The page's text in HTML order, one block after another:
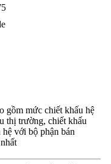
gồm mức chiết khấu hệ
thị trường, chiết khấu
với bộ phận bán